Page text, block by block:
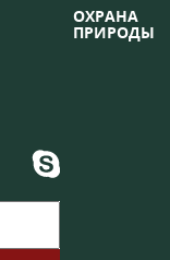
ОХРАНА
ПРИРОДЫ